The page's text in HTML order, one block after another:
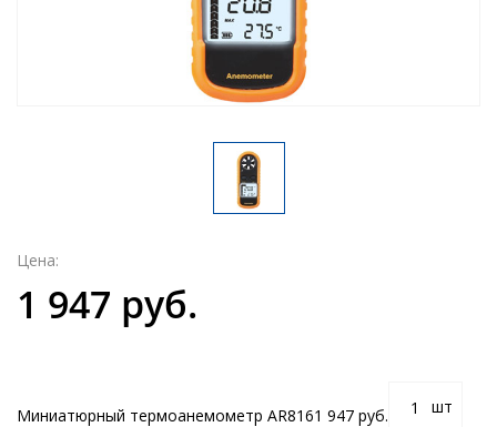
Цена:
1 947 руб.
Миниатюрный термоанемометр AR8161 947 руб. шт